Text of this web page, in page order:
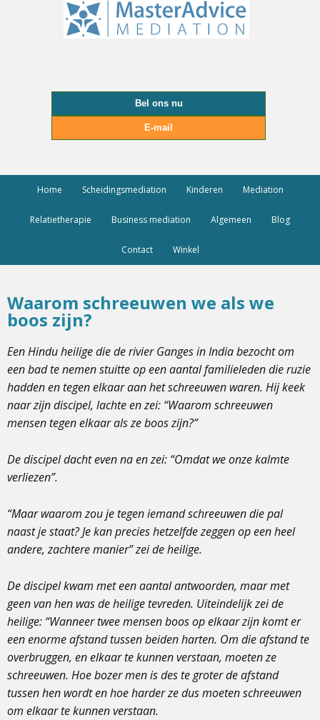
Bel ons nu
E-mail
Home Scheidingsmediation Kinderen Mediation
Relatietherapie Business mediation Algemeen Blog
Contact Winkel
Waarom schreeuwen we als we
boos zijn?
Een Hindu heilige die de rivier Ganges in India bezocht om
een bad te nemen stuitte op een aantal familieleden die ruzie
hadden en tegen elkaar aan het schreeuwen waren. Hij keek
naar zijn discipel, lachte en zei: “Waarom schreeuwen
mensen tegen elkaar als ze boos zijn?”
De discipel dacht even na en zei: “Omdat we onze kalmte
verliezen”.
“Maar waarom zou je tegen iemand schreeuwen die pal
naast je staat? Je kan precies hetzelfde zeggen op een heel
andere, zachtere manier” zei de heilige.
De discipel kwam met een aantal antwoorden, maar met
geen van hen was de heilige tevreden. Uiteindelijk zei de
heilige: “Wanneer twee mensen boos op elkaar zijn komt er
een enorme afstand tussen beiden harten. Om die afstand te
overbruggen, en elkaar te kunnen verstaan, moeten ze
schreeuwen. Hoe bozer men is des te groter de afstand
tussen hen wordt en hoe harder ze dus moeten schreeuwen
om elkaar te kunnen verstaan.